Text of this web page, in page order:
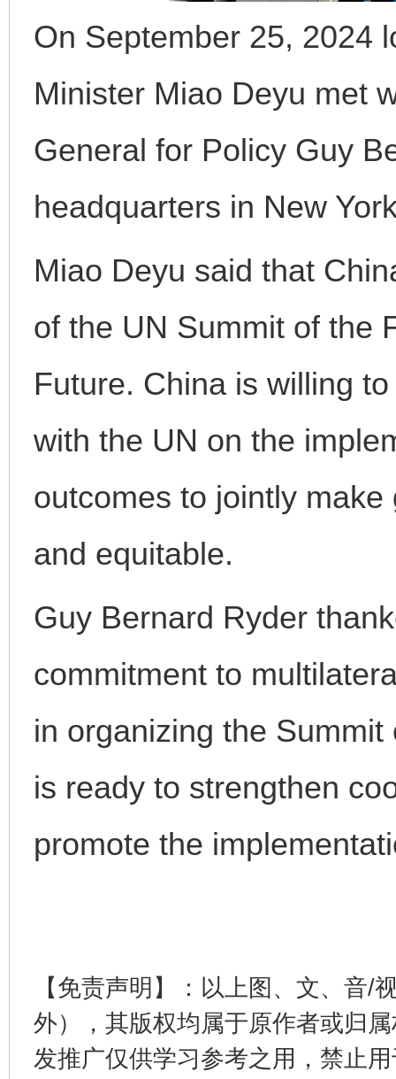
On September 25, 2024
Minister Miao Deyu met
General for Policy Guy
headquarters in New
Miao Deyu said that
of the UN Summit of the
Future. China is willing
with the UN on the
outcomes to jointly
and equitable.
Guy Bernard Ryder
commitment to
in organizing the
is ready to strengthen
promote the
【免责声明】：以上图、文、音/
外），其版权均属于原作者或归
发推广仅供学习参考之用，禁止